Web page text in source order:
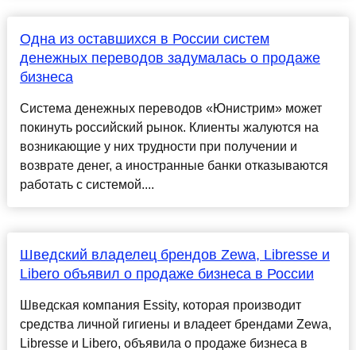
Одна из оставшихся в России систем
денежных переводов задумалась о продаже
бизнеса
Система денежных переводов «Юнистрим» может
покинуть российский рынок. Клиенты жалуются на
возникающие у них трудности при получении и
возврате денег, а иностранные банки отказываются
работать с системой....
Шведский владелец брендов Zewa, Libresse и
Libero объявил о продаже бизнеса в России
Шведская компания Essity, которая производит
средства личной гигиены и владеет брендами Zewa,
Libresse и Libero, объявила о продаже бизнеса в